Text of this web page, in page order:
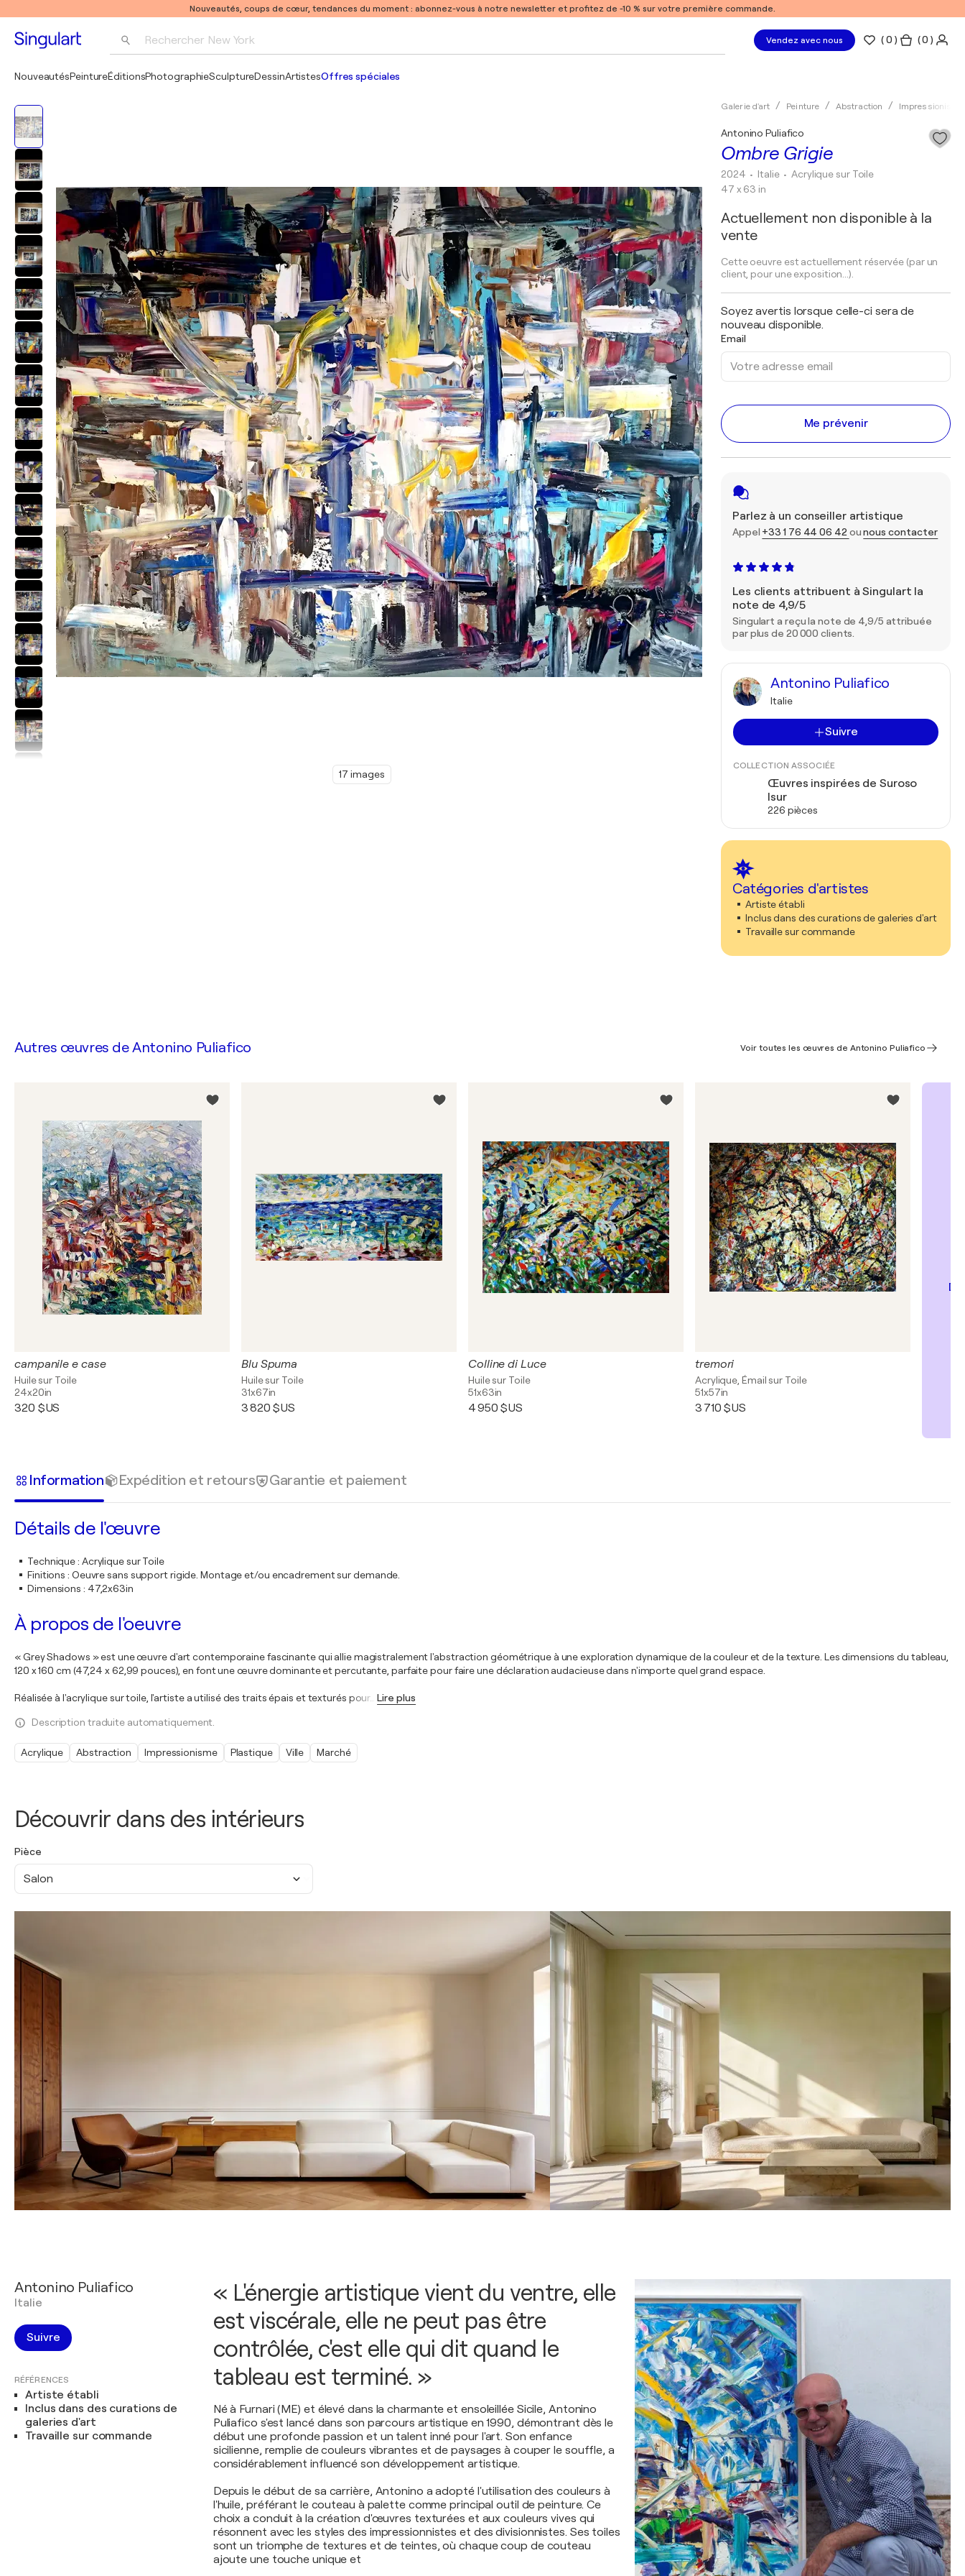
Nouveautés, coups de cœur, tendances du moment : abonnez-vous à notre newsletter et profitez de -10 % sur votre première commande.
Rechercher New York Vendez avec nous (0 ) ( 0 )
NouveautésPeintureÉditionsPhotographieSculptureDessinArtistesOffres spéciales
17 images
Galerie d'art Peinture Abstraction Impressionisme
Ombre Grigie
Antonino Puliafico
2024 • Italie •Acrylique sur Toile
47 x 63 in
Actuellement non disponible à la
vente
Cette oeuvre est actuellement réservée (par un
client, pour une exposition...).
Soyez avertis lorsque celle-ci sera de
nouveau disponible.
Email
Me prévenir
Parlez à un conseiller artistique
Appel +33 1 76 44 06 42 ounous contacter
Les clients attribuent à Singulart la
note de 4,9/5
Singulart a reçu la note de 4,9/5 attribuée
par plus de 20 000 clients.
Antonino Puliafico
Italie
Suivre
COLLECTION ASSOCIÉE
Œuvres inspirées de Suroso
Isur
226 pièces
Catégories d'artistes
Artiste établi
Inclus dans des curations de galeries d'art
Travaille sur commande
Découvrir dans des intérieurs
Pièce
Salon
Autres œuvres deAntonino Puliafico Voir toutes les œuvres de Antonino Puliafico
campanile e case
Huile sur Toile
24x20in
320 $US
Blu Spuma
Huile sur Toile
31x67in
3 820 $US
Colline di Luce
Huile sur Toile
51x63in
4 950 $US
tremori
Acrylique, Émail sur Toile
51x57in
3 710 $US
Information Expédition et retours Garantie et paiement
Détails de l'œuvre
Technique: Acrylique sur Toile
Finitions : Oeuvre sans support rigide. Montage et/ou encadrement sur demande.
Dimensions : 47,2x63in
À propos de l'oeuvre
« Grey Shadows » est une œuvre d'art contemporaine fascinante qui allie magistralement l'abstraction géométrique à une exploration dynamique de la couleur et de la texture. Les dimensions du tableau,
120 x 160 cm (47,24 x 62,99 pouces), en font une œuvre dominante et percutante, parfaite pour faire une déclaration audacieuse dans n'importe quel grand espace.
Réalisée à l'acrylique sur toile, l'artiste a utilisé des traits épais et texturés pour… Lire plus
Description traduite automatiquement.
Acrylique Abstraction Impressionisme Plastique Ville Marché
Antonino Puliafico
Italie
Suivre
RÉFÉRENCES
Artiste établi
Inclus dans des curations de
galeries d'art
Travaille sur commande
« L'énergie artistique vient du ventre, elle
est viscérale, elle ne peut pas être
contrôlée, c'est elle qui dit quand le
tableau est terminé. »
Né à Furnari (ME) et élevé dans la charmante et ensoleillée Sicile, Antonino
Puliafico s'est lancé dans son parcours artistique en 1990, démontrant dès le
début une profonde passion et un talent inné pour l'art. Son enfance
sicilienne, remplie de couleurs vibrantes et de paysages à couper le souffle, a
considérablement influencé son développement artistique.
Depuis le début de sa carrière, Antonino a adopté l'utilisation des couleurs à
l'huile, préférant le couteau à palette comme principal outil de peinture. Ce
choix a conduit à la création d'œuvres texturées et aux couleurs vives qui
résonnent avec les styles des impressionnistes et des divisionnistes. Ses toiles
sont un triomphe de textures et de teintes, où chaque coup de couteau
ajoute une touche unique et